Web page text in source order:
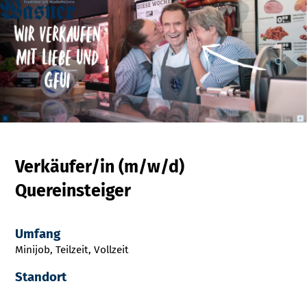
Verkäufer/in (m/w/d)
Quereinsteiger
Umfang
Minijob, Teilzeit, Vollzeit
Standort